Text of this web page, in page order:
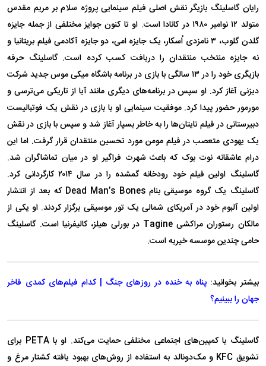
رایان گاسلینگ بازیگر نقش اصلی فیلم سینمایی پروژه سلام بر مریم مقدس
متولد ۱۲ نوامبر ۱۹۸۰ در کانادا است. او تا کنون جوایز مختلفی از جمله جایزه
گلدن گلوب، ۳ نامزدی اُسکار، یک جایزه امی، دو جایزه آکادمی فیلم بریتانیا و
نه جایزه منتخب منتقدان را دریافت کسب کرده است. گاسلینگ حرفه
بازیگری خود را در ۱۳ سالگی با بازی در برنامه باشگاه میکی موس جدید شرکت
دیزنی آغاز کرد. او سپس در برنامه‌های دیگری مانند آیا از تاریکی می‌ترسی و
مورمور حضور پیدا کرد. موفقیت سینمایی او با بازی در نقش یک فوتبالیست
دبیرستانی در فیلم تایتان‌ها را به خاطر بسپار آغاز شد و سپس با بازی در نقش
یک یهودی متعصب در فیلم مومن مورد تحسین منتقدان قرار گرفت. اما این
درام عاشقانه نوت بوک که باعث شهرت فراگیر او در میان تماشاگران شد.
گاسلینگ اولین فیلم خود رودخانه گمشده را در سال ۲۰۱۴ کارگردانی کرد.
گاسلینگ یک گروه موسیقی بنام Dead Man’s Bones که بعد از انتشار
اولین آلبوم خود در آمریکای شمالی یک تور موسیقی برگزار کردند. او یکی از
مالکان رستوران مراکشی Tagine در بورلی هیلز، کالیفرنیا است. گاسلینگ
حامی چندین موسسه خیریه است.
بیشتر بخوانید: پناه به خنده در روزهای جنگ | کدام فیلم‌های کمدی‌ فاخر
جهان را ببینیم؟
گاسلینگ با کمپین‌های اجتماعی مختلفی حمایت می‌کند. او با PETA برای
تشویق KFC و مک‌دونالد به استفاده از روش‌های بهبود یافته کشتار مرغ و